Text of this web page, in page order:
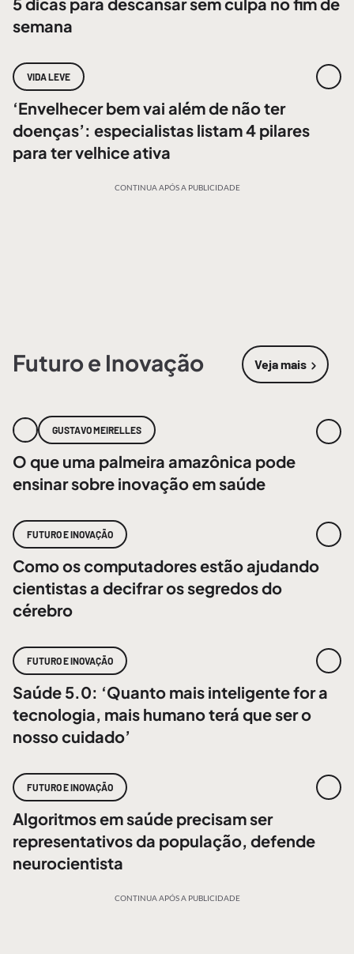
semana
VIDA LEVE
‘Envelhecer bem vai além de não ter
doenças’: especialistas listam 4 pilares
para ter velhice ativa
CONTINUA APÓS A PUBLICIDADE
Futuro e Inovação Veja mais
sobre
GUSTAVO MEIRELLES
O que uma palmeira amazônica pode
ensinar sobre inovação em saúde
FUTURO E INOVAÇÃO
Como os computadores estão ajudando
cientistas a decifrar os segredos do
cérebro
FUTURO E INOVAÇÃO
Saúde 5.0: ‘Quanto mais inteligente for a
tecnologia, mais humano terá que ser o
nosso cuidado’
FUTURO E INOVAÇÃO
Algoritmos em saúde precisam ser
representativos da população, defende
neurocientista
CONTINUA APÓS A PUBLICIDADE